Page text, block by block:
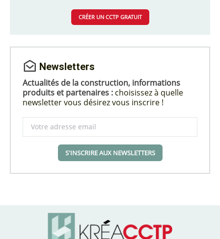
CRÉER UN CCTP GRATUIT
Newsletters
Actualités de la construction, informations
produits et partenaires : choisissez à quelle
newsletter vous désirez vous inscrire !
S'INSCRIRE AUX NEWSLETTERS